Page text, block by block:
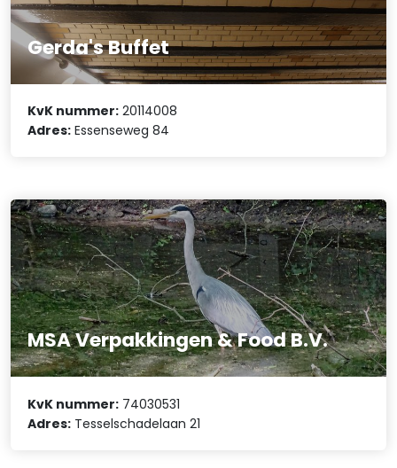
Gerda's Buffet
KvK nummer: 20114008
Adres: Essenseweg 84
MSA Verpakkingen & Food B.V.
KvK nummer: 74030531
Adres: Tesselschadelaan 21